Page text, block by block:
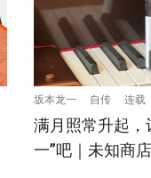
坂本龙一 自传 连载
满月照常升起，
一”吧｜未知商店